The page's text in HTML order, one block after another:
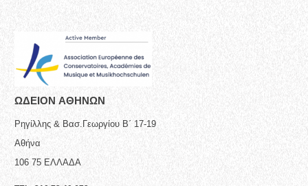
ΩΔΕΙΟN ΑΘΗΝΩΝ
Ρηγίλλης & Βασ.Γεωργίου Β΄ 17-19
Αθήνα
106 75 ΕΛΛΑΔΑ